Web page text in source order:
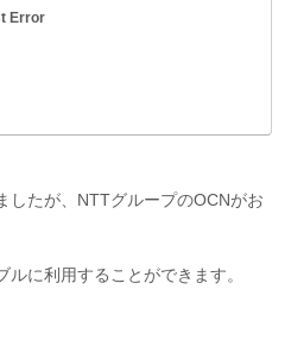
Error
したが、NTTグループのOCNがお
に利用することができます。